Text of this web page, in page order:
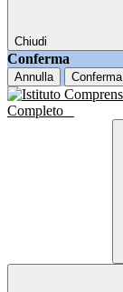
Chiudi
Conferma
Annulla Conferma
Completo